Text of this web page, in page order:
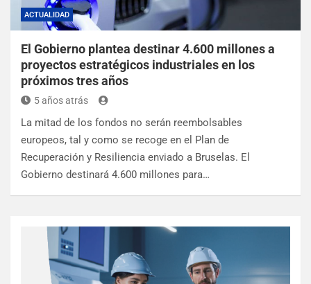
ACTUALIDAD
El Gobierno plantea destinar 4.600 millones a
proyectos estratégicos industriales en los
próximos tres años
5 años atrás
La mitad de los fondos no serán reembolsables
europeos, tal y como se recoge en el Plan de
Recuperación y Resiliencia enviado a Bruselas. El
Gobierno destinará 4.600 millones para…